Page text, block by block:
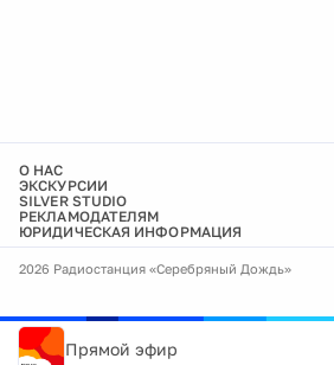
О НАС
ЭКСКУРСИИ
SILVER STUDIO
РЕКЛАМОДАТЕЛЯМ
ЮРИДИЧЕСКАЯ ИНФОРМАЦИЯ
2026 Радиостанция «Серебряный Дождь»
Прямой эфир